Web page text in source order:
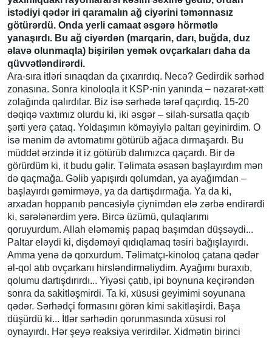
istədiyi qədər iri qaramalın ağ ciyərini təmənnasız
götürərdü. Onda yerli camaat əsgərə hörmətlə
yanaşırdı. Bu ağ ciyərdən (marqarin, darı, buğda, duz
əlavə olunmaqla) bişirilən yemək ovçarkaları daha da
qüvvətləndirərdi.
Ara-sıra itləri sınaqdan da çıxarırdıq. Necə? Gedirdik sərhəd
zonasına. Sonra kinoloqla it KSP-nin yanında – nəzarət-xətt
zolağında qalırdılar. Biz isə sərhədə tərəf qaçırdıq. 15-20
dəqiqə vaxtımız olurdu ki, iki əsgər – silah-sursatla qaçıb
şərti yerə çataq. Yoldaşımın köməyiylə paltarı geyinirdim. O
isə mənim də avtomatımı götürüb ağaca dırmaşardı. Bu
müddət ərzində it iz götürüb dalımızca qaçardı. Bir də
görürdüm ki, it budu gəlir. Təlimata əsasən başlayırdım mən
də qaçmağa. Gəlib yapışırdı qolumdan, ya ayağımdan –
başlayırdı gəmirməyə, ya da dartışdırmağa. Ya da ki,
arxadan hoppanıb pəncəsiylə çiynimdən elə zərbə endirərdi
ki, sərələnərdim yerə. Bircə üzümü, qulaqlarımı
qoruyurdum. Allah eləməmiş papaq başımdan düşsəydi...
Paltar eləydi ki, dişdəməyi qıdıqlamaq təsiri bağışlayırdı.
Amma yenə də qorxurdum. Təlimatçı-kinoloq çatana qədər
əl-qol atıb ovçarkanı hirsləndirməliydim. Ayağımı buraxıb,
qolumu dartışdırırdı... Yiyəsi çatıb, ipi boynuna keçirəndən
sonra da sakitləşmirdi. Ta ki, xüsusi geyimimi soyunana
qədər. Sərhədçi formasını görən kimi sakitləşirdi. Başa
düşürdü ki... İtlər sərhədin qorunmasında xüsusi rol
oynayırdı. Hər şeyə reaksiya verirdilər. Xidmətin birinci